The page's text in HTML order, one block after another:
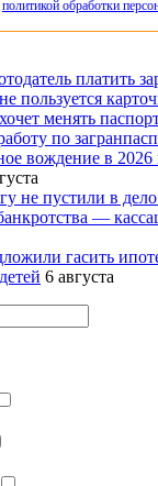
политикой обработки
платить
пользуется
менять
по
вождение в 2026
не пустили в
—
гасить
6 августа